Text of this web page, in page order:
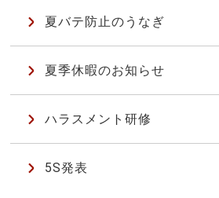
夏バテ防止のうなぎ
夏季休暇のお知らせ
ハラスメント研修
5S発表